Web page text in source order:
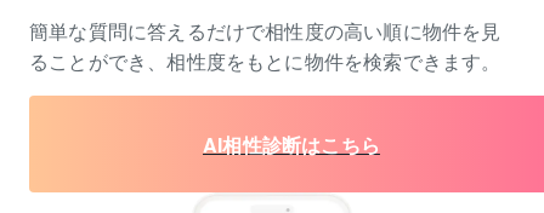
簡単な質問に答えるだけで相性度の高い順に物件を 見
ることができ、相性度をもとに物件を検索できます。
AI相性診断はこちら